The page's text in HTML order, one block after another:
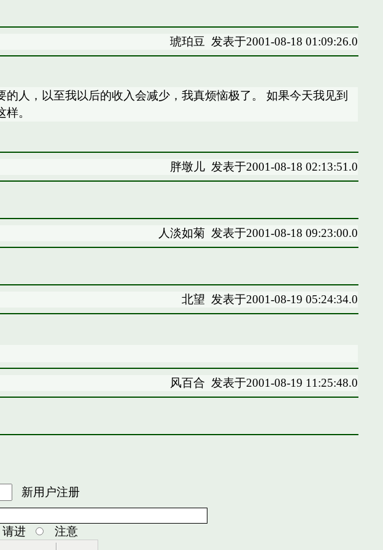
琥珀豆 发表于2001-08-18 01:09:26.0
人，以至我以后的收入会减少，我真烦恼极了。 如果今天我见到
。
胖墩儿发表于2001-08-18 02:13:51.0
人淡如菊发表于2001-08-18 09:23:00.0
北望 发表于2001-08-19 05:24:34.0
风百合 发表于2001-08-19 11:25:48.0
新用户注册
请进 注意